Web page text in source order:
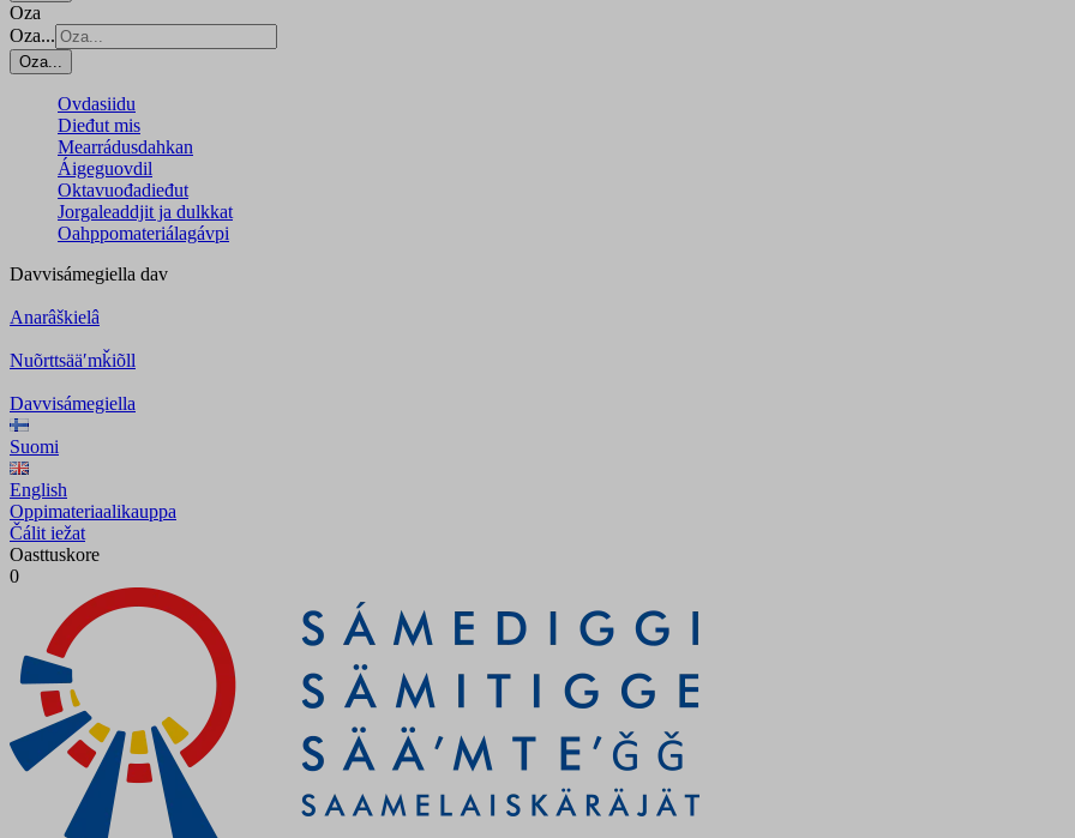
Oza
Oza...
Oza...
Ovdasiidu
Dieđut mis
Mearrádusdahkan
Áigeguovdil
Oktavuođadieđut
Jorgaleaddjit ja dulkkat
Oahppomateriálagávpi
Davvisámegiella dav
Anarâškielâ
Nuõrttsääʹmǩiõll
Davvisámegiella
Suomi
English
Oppimateriaalikauppa
Čálit iežat
Oasttuskore
0